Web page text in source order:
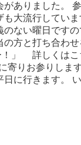
ありました。
大流行してい
ない曜日です
方と打ち合わ
！」 詳しくは
りお参りしま
に行きます。
ですね